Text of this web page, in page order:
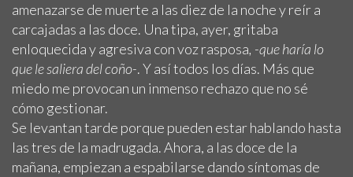
amenazarse de muerte a las diez de la noche y reír a
carcajadas a las doce. Una tipa, ayer, gritaba
enloquecida y agresiva con voz rasposa, -que haría lo
que le saliera del coño-. Y así todos los días. Más que
miedo me provocan un inmenso rechazo que no sé
cómo gestionar.
Se levantan tarde porque pueden estar hablando hasta
las tres de la madrugada. Ahora, a las doce de la
mañana, empiezan a espabilarse dando síntomas de